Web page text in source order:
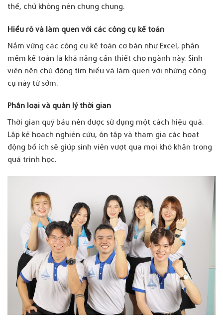
thể, chứ không nên chung chung.
Hiểu rõ và làm quen với các công cụ kế toán
Nắm vững các công cụ kế toán cơ bản như Excel, phần
mềm kế toán là khả năng cần thiết cho ngành này. Sinh
viên nên chủ động tìm hiểu và làm quen với những công
cụ này từ sớm.
Phân loại và quản lý thời gian
Thời gian quý báu nên được sử dụng một cách hiệu quả.
Lập kế hoạch nghiên cứu, ôn tập và tham gia các hoạt
động bổ ích sẽ giúp sinh viên vượt qua mọi khó khăn trong
quá trình học.